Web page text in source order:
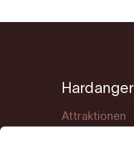
Hardanger
Attraktionen